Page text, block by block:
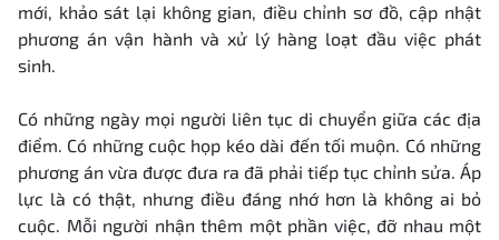
mới, khảo sát lại không gian, điều chỉnh sơ đồ, cập nhật
phương án vận hành và xử lý hàng loạt đầu việc phát
sinh.
Có những ngày mọi người liên tục di chuyển giữa các địa
điểm. Có những cuộc họp kéo dài đến tối muộn. Có những
phương án vừa được đưa ra đã phải tiếp tục chỉnh sửa. Áp
lực là có thật, nhưng điều đáng nhớ hơn là không ai bỏ
cuộc. Mỗi người nhận thêm một phần việc, đỡ nhau một